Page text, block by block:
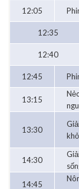
12:05
12:35
12:40
12:45
13:15
13:30
14:30
14:45